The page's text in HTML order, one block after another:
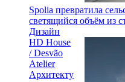
Spolia превратила
светящийся объём из
Дизайн
HD House
/ Desvão
Atelier
Архитекту